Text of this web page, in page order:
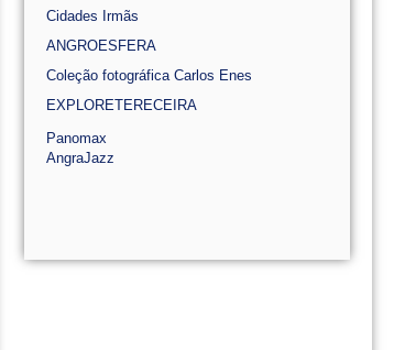
Cidades Irmãs
ANGROESFERA
Coleção fotográfica Carlos Enes
EXPLORETERECEIRA
Panomax
AngraJazz